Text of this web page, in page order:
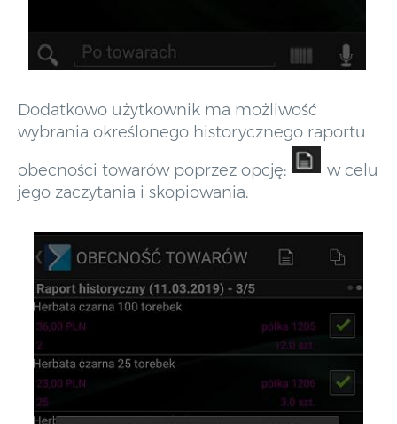
Dodatkowo użytkownik ma możliwość
wybrania określonego historycznego raportu
obecności towarów poprzez opcję:
w celu
jego zaczytania i skopiowania.